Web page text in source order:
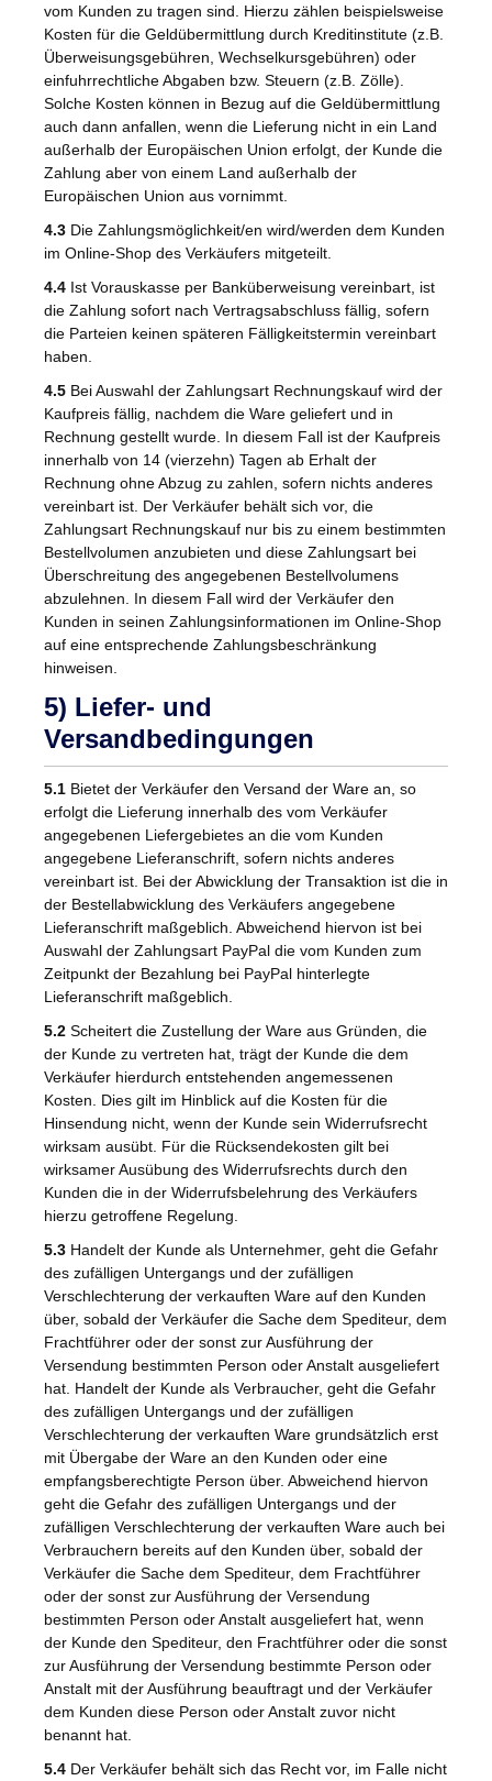
vom Kunden zu tragen sind. Hierzu zählen beispielsweise
Kosten für die Geldübermittlung durch Kreditinstitute (z.B.
Überweisungsgebühren, Wechselkursgebühren) oder
einfuhrrechtliche Abgaben bzw. Steuern (z.B. Zölle).
Solche Kosten können in Bezug auf die Geldübermittlung
auch dann anfallen, wenn die Lieferung nicht in ein Land
außerhalb der Europäischen Union erfolgt, der Kunde die
Zahlung aber von einem Land außerhalb der
Europäischen Union aus vornimmt.
4.3 Die Zahlungsmöglichkeit/en wird/werden dem Kunden
im Online-Shop des Verkäufers mitgeteilt.
4.4 Ist Vorauskasse per Banküberweisung vereinbart, ist
die Zahlung sofort nach Vertragsabschluss fällig, sofern
die Parteien keinen späteren Fälligkeitstermin vereinbart
haben.
4.5 Bei Auswahl der Zahlungsart Rechnungskauf wird der
Kaufpreis fällig, nachdem die Ware geliefert und in
Rechnung gestellt wurde. In diesem Fall ist der Kaufpreis
innerhalb von 14 (vierzehn) Tagen ab Erhalt der
Rechnung ohne Abzug zu zahlen, sofern nichts anderes
vereinbart ist. Der Verkäufer behält sich vor, die
Zahlungsart Rechnungskauf nur bis zu einem bestimmten
Bestellvolumen anzubieten und diese Zahlungsart bei
Überschreitung des angegebenen Bestellvolumens
abzulehnen. In diesem Fall wird der Verkäufer den
Kunden in seinen Zahlungsinformationen im Online-Shop
auf eine entsprechende Zahlungsbeschränkung
hinweisen.
5) Liefer- und
Versandbedingungen
5.1 Bietet der Verkäufer den Versand der Ware an, so
erfolgt die Lieferung innerhalb des vom Verkäufer
angegebenen Liefergebietes an die vom Kunden
angegebene Lieferanschrift, sofern nichts anderes
vereinbart ist. Bei der Abwicklung der Transaktion ist die in
der Bestellabwicklung des Verkäufers angegebene
Lieferanschrift maßgeblich. Abweichend hiervon ist bei
Auswahl der Zahlungsart PayPal die vom Kunden zum
Zeitpunkt der Bezahlung bei PayPal hinterlegte
Lieferanschrift maßgeblich.
5.2 Scheitert die Zustellung der Ware aus Gründen, die
der Kunde zu vertreten hat, trägt der Kunde die dem
Verkäufer hierdurch entstehenden angemessenen
Kosten. Dies gilt im Hinblick auf die Kosten für die
Hinsendung nicht, wenn der Kunde sein Widerrufsrecht
wirksam ausübt. Für die Rücksendekosten gilt bei
wirksamer Ausübung des Widerrufsrechts durch den
Kunden die in der Widerrufsbelehrung des Verkäufers
hierzu getroffene Regelung.
5.3 Handelt der Kunde als Unternehmer, geht die Gefahr
des zufälligen Untergangs und der zufälligen
Verschlechterung der verkauften Ware auf den Kunden
über, sobald der Verkäufer die Sache dem Spediteur, dem
Frachtführer oder der sonst zur Ausführung der
Versendung bestimmten Person oder Anstalt ausgeliefert
hat. Handelt der Kunde als Verbraucher, geht die Gefahr
des zufälligen Untergangs und der zufälligen
Verschlechterung der verkauften Ware grundsätzlich erst
mit Übergabe der Ware an den Kunden oder eine
empfangsberechtigte Person über. Abweichend hiervon
geht die Gefahr des zufälligen Untergangs und der
zufälligen Verschlechterung der verkauften Ware auch bei
Verbrauchern bereits auf den Kunden über, sobald der
Verkäufer die Sache dem Spediteur, dem Frachtführer
oder der sonst zur Ausführung der Versendung
bestimmten Person oder Anstalt ausgeliefert hat, wenn
der Kunde den Spediteur, den Frachtführer oder die sonst
zur Ausführung der Versendung bestimmte Person oder
Anstalt mit der Ausführung beauftragt und der Verkäufer
dem Kunden diese Person oder Anstalt zuvor nicht
benannt hat.
5.4 Der Verkäufer behält sich das Recht vor, im Falle nicht